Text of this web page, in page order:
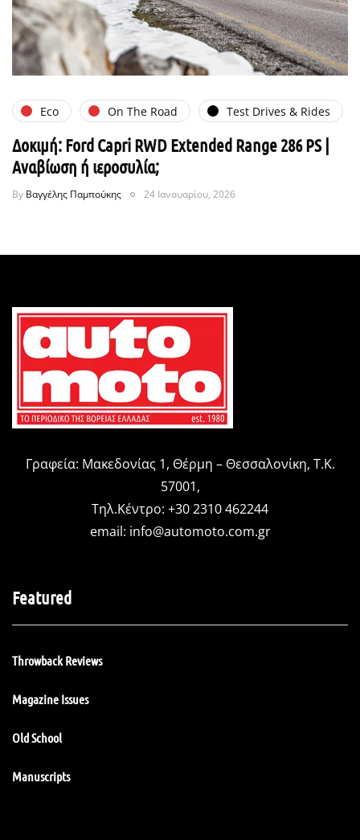
Eco On The Road Test Drives & Rides
Δοκιμή: Ford Capri RWD Extended Range 286 PS |
Αναβίωση ή ιεροσυλία;
By Βαγγέλης Παμπούκης 24 Ιανουαρίου, 2026
Γραφεία: Μακεδονίας 1, Θέρμη – Θεσσαλονίκη, Τ.Κ.
57001,
Τηλ.Κέντρο: +30 2310 462244
email: info@automoto.com.gr
Featured
Throwback Reviews
Magazine Issues
Old School
Manuscripts